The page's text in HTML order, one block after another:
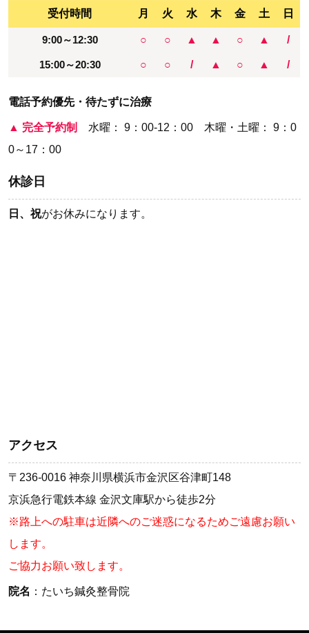
受付時間 月 火 水 木 金 土 日
9:00～12:30 ○ ○ ▲ ▲ ○ ▲ /
15:00～20:30 ○ ○ / ▲ ○ ▲ /
電話予約優先・待たずに治療
▲ 完全予約制 水曜： 9：00-12：00 木曜・土曜： 9：0
0～17：00
休診日
日、祝がお休みになります。
アクセス
〒236-0016 神奈川県横浜市金沢区谷津町148
京浜急行電鉄本線 金沢文庫駅から徒歩2分
※路上への駐車は近隣へのご迷惑になるためご遠慮お願い
します。
ご協力お願い致します。
院名 ：たいち鍼灸整骨院